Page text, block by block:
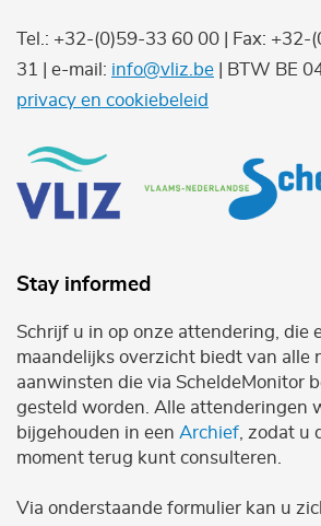
Tel.: +32-(0)59-33 60 00 | Fax: +32-
31 | e-mail: info@vliz.be | BTW BE
privacy en cookiebeleid
Stay informed
Schrijf u in op onze attendering, die
maandelijks overzicht biedt van alle
aanwinsten die via ScheldeMonitor
gesteld worden. Alle attenderingen
bijgehouden in een Archief , zodat u
moment terug kunt consulteren.
Via onderstaande formulier kan u